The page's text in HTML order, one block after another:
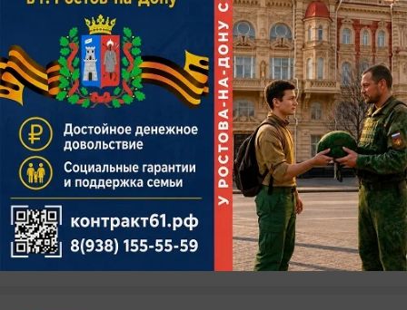
сегодня в 13:00 0